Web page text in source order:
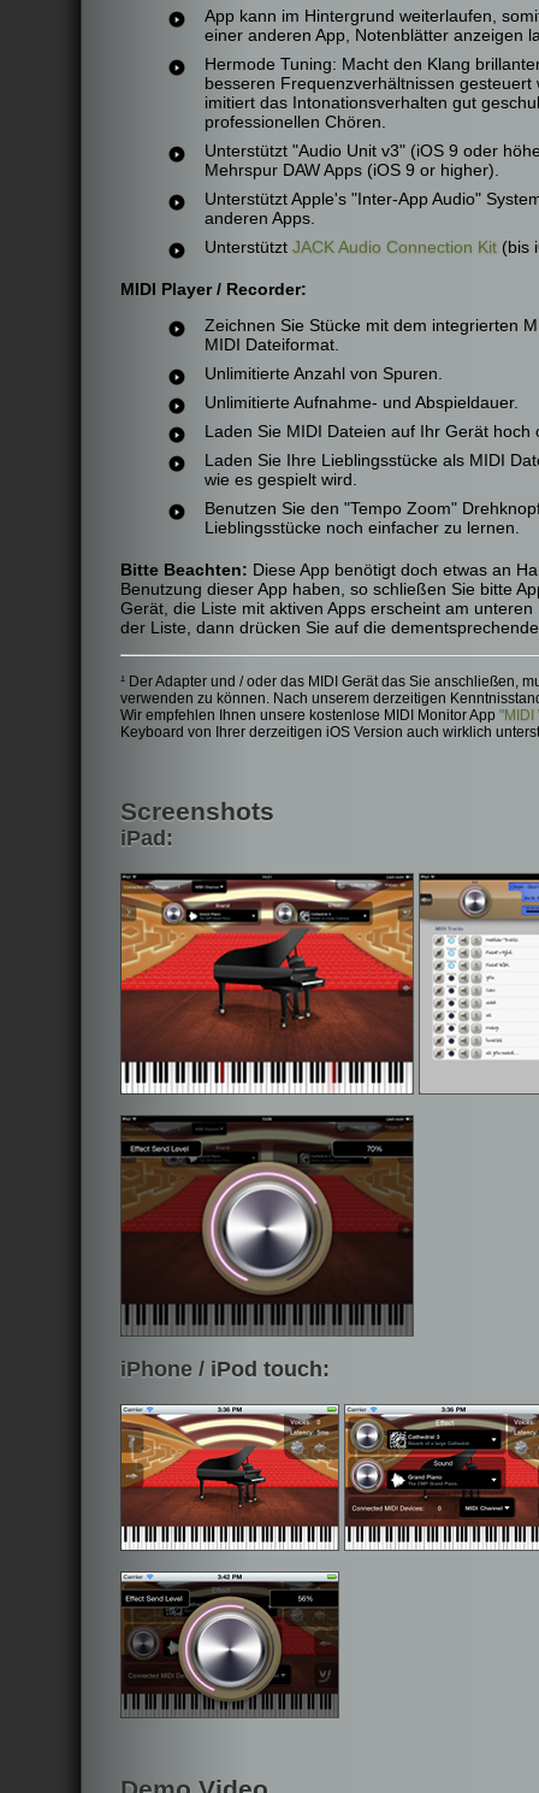
App kann im Hintergrund weiterlaufen,
einer anderen App, Notenblätter anzeigen
Hermode Tuning: Macht den Klang
besseren Frequenzverhältnissen
imitiert das Intonationsverhalten gut
professionellen Chören.
Unterstützt "Audio Unit v3" (iOS 9 oder
Mehrspur DAW Apps (iOS 9 or higher).
Unterstützt Apple's "Inter-App Audio"
anderen Apps.
Unterstützt JACK Audio Connection Kit (bis
MIDI Player / Recorder:
Zeichnen Sie Stücke mit dem integrierten
MIDI Dateiformat.
Unlimitierte Anzahl von Spuren.
Unlimitierte Aufnahme- und Abspieldauer.
Laden Sie MIDI Dateien auf Ihr Gerät
Laden Sie Ihre Lieblingsstücke als MIDI
wie es gespielt wird.
Benutzen Sie den "Tempo Zoom"
Lieblingsstücke noch einfacher zu lernen.
Bitte Beachten: Diese App benötigt doch etwas an
Benutzung dieser App haben, so schließen Sie bitte
Gerät, die Liste mit aktiven Apps erscheint am
der Liste, dann drücken Sie auf die
¹ Der Adapter und / oder das MIDI Gerät das Sie anschließen,
verwenden zu können. Nach unserem derzeitigen
Wir empfehlen Ihnen unsere kostenlose MIDI Monitor App "MIDI
Keyboard von Ihrer derzeitigen iOS Version auch wirklich
Screenshots
iPad:
iPhone / iPod touch: